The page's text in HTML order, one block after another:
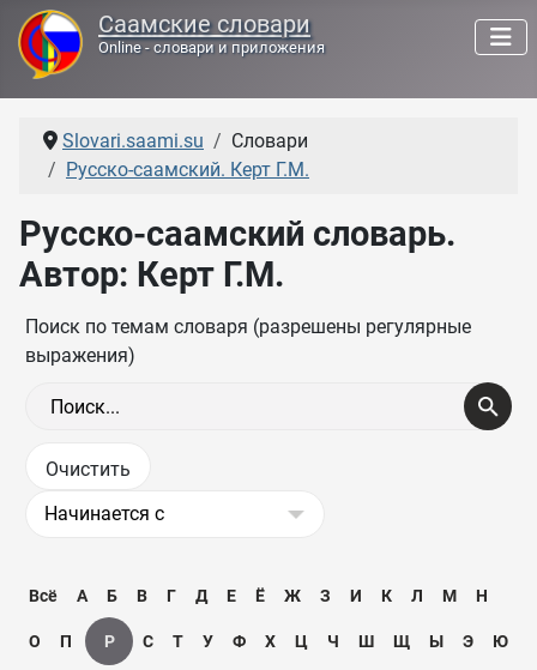
Саамские словари
Online - словари и приложения
Slovari.saami.su
Словари
Русско-саамский. Керт Г.М.
Русско-саамский словарь.
Автор: Керт Г.М.
Поиск по темам словаря (разрешены регулярные
выражения)
Всё А Б В Г Д Е Ё Ж З И К Л М Н
О П Р С Т У Ф Х Ц Ч Ш Щ Ы Э Ю